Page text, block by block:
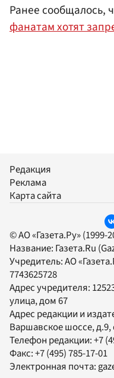
Ранее сообщалось,
фанатам хотят
Редакция
Реклама
Карта сайта
© АО «Газета.Ру» (1999-
Название: Газета.Ru
Учредитель:АО
7743625728
Адрес учредителя:
улица, дом 67
Адрес редакции и
Варшавское шоссе, д.9,
Телефон редакции:+7
Факс:+7 (495) 785-17-01
Электронная почта: